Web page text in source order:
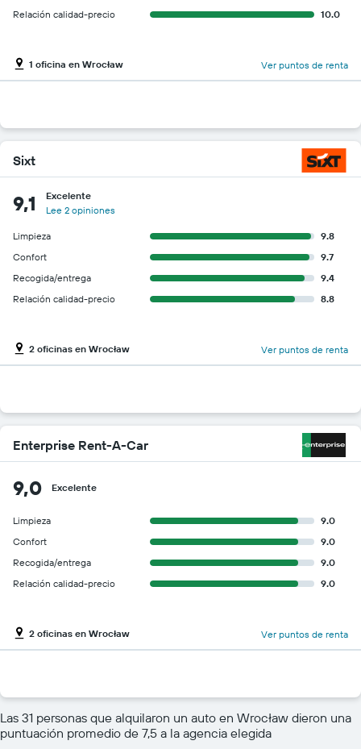
Relación calidad-precio
10.0
1 oficina en Wrocław Ver puntos de renta
Sixt
9,1
Excelente
Lee 2 opiniones
Limpieza
9.8
Confort
9.7
Recogida/entrega
9.4
Relación calidad-precio
8.8
2 oficinas en Wrocław Ver puntos de renta
Enterprise Rent-A-Car
9,0 Excelente
Limpieza
9.0
Confort
9.0
Recogida/entrega
9.0
Relación calidad-precio
9.0
2 oficinas en Wrocław Ver puntos de renta
Las 31 personas que alquilaron un auto en Wrocław dieron una
puntuación promedio de 7,5 a la agencia elegida